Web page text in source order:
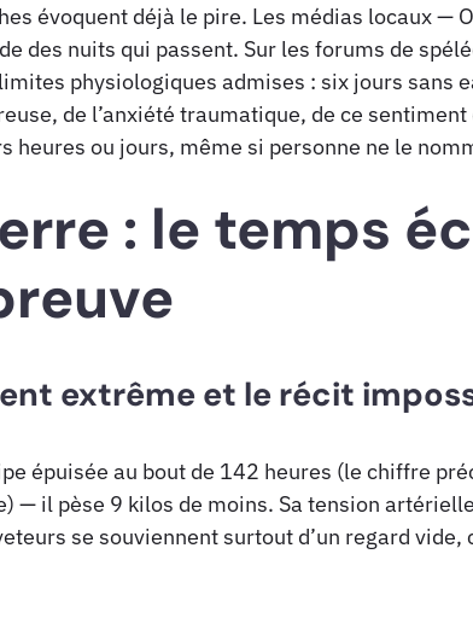
évoquent déjà le pire. Les médias locaux —
des nuits qui passent. Sur les forums de
physiologiques admises : six jours sans
de l’anxiété traumatique, de ce
heures ou jours, même si personne ne le
: le temps
extrême et le récit
épuisée au bout de 142 heures (le chiffre
— il pèse 9 kilos de moins. Sa tension
se souviennent surtout d’un regard vide,